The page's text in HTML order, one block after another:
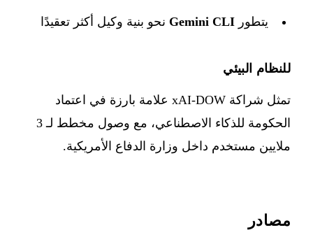
يتطور Gemini CLI نحو بنية وكيل أكثر تعقيدًا
للنظام البيئي
تمثل شراكة xAI-DOW علامة بارزة في اعتماد
الحكومة للذكاء الاصطناعي، مع وصول مخطط لـ 3
ملايين مستخدم داخل وزارة الدفاع الأمريكية.
مصادر